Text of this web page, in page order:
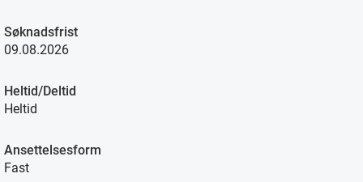
Søknadsfrist
09.08.2026
Heltid/Deltid
Heltid
Ansettelsesform
Fast